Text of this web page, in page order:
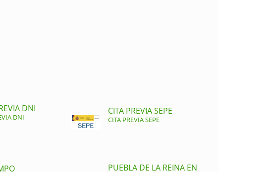
DNI
DNI
CITA PREVIA SEPE
CITA PREVIA SEPE
PUEBLA DE LA REINA EN